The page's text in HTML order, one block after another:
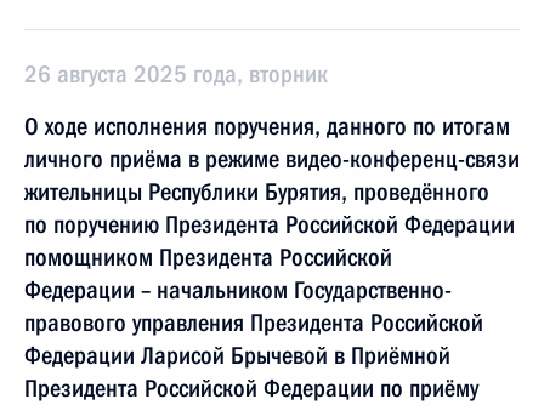
26 августа 2025 года, вторник
О ходе исполнения поручения, данного по итогам
личного приёма в режиме видео-конференц-связи
жительницы Республики Бурятия, проведённого
по поручению Президента Российской Федерации
помощником Президента Российской
Федерации – начальником Государственно-
правового управления Президента Российской
Федерации Ларисой Брычевой в Приёмной
Президента Российской Федерации по приёму